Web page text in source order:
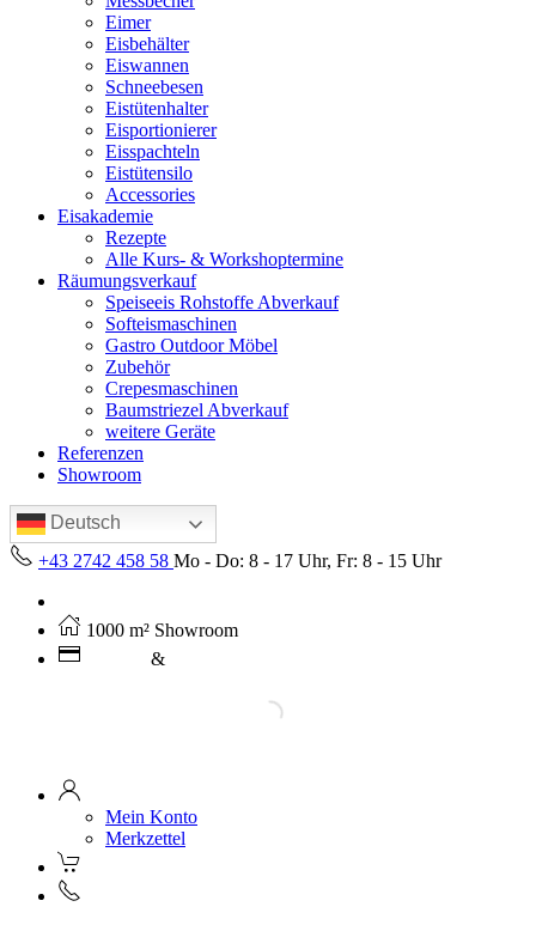
Eimer
Eisbehälter
Eiswannen
Schneebesen
Eistütenhalter
Eisportionierer
Eisspachteln
Eistütensilo
Accessories
Eisakademie
Rezepte
Alle Kurs- & Workshoptermine
Räumungsverkauf
Speiseeis Rohstoffe Abverkauf
Softeismaschinen
Gastro Outdoor Möbel
Zubehör
Crepesmaschinen
Baumstriezel Abverkauf
weitere Geräte
Referenzen
Showroom
Deutsch
+43 2742 458 58 Mo - Do: 8 - 17 Uhr, Fr: 8 - 15 Uhr
1000 m² Showroom
&
Mein Konto
Merkzettel